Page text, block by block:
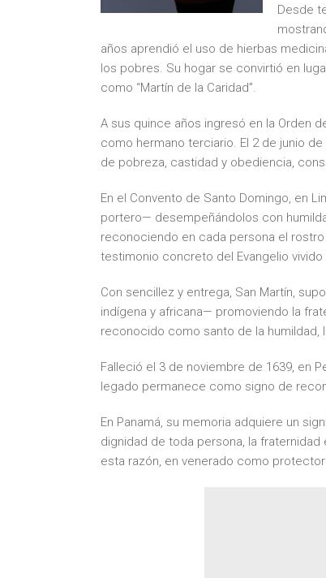
Desde
años aprendió el uso de hierbas
los pobres. Su hogar se convirtió en
como “Martín de la Caridad”.
A sus quince años ingresó en la Orden
como hermano terciario. El 2 de junio
de pobreza, castidad y obediencia,
En el Convento de Santo Domingo, en
portero— desempeñándolos con
reconociendo en cada persona el
testimonio concreto del Evangelio vivido
Con sencillez y entrega, San Martín,
indígena y africana— promoviendo la
reconocido como santo de la humildad,
Falleció el 3 de noviembre de 1639, en
legado permanece como signo de
En Panamá, su memoria adquiere un
dignidad de toda persona, la
esta razón, en venerado como